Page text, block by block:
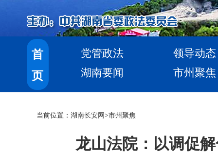
首
页
党管政法
领导动态
湖南要闻
市州聚焦
当前位置： 湖南长安网 >市州聚焦
龙山法院：以调促